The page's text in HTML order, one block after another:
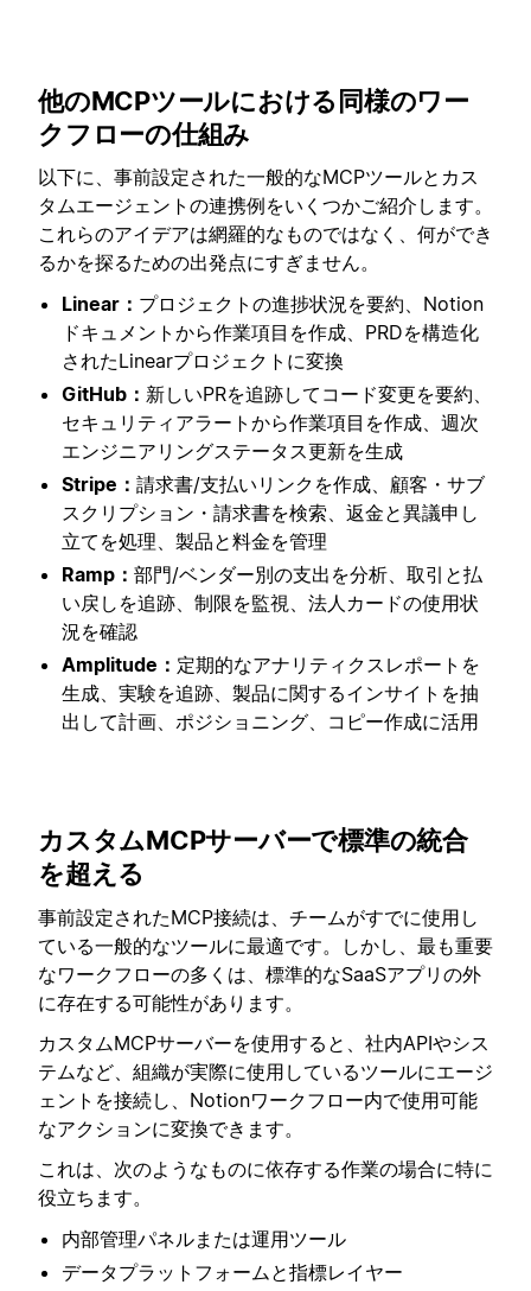
他のMCPツールにおける同様のワー
クフローの仕組み
以下に、事前設定された一般的なMCPツールとカス
タムエージェントの連携例をいくつかご紹介します。
これらのアイデアは網羅的なものではなく、何ができ
るかを探るための出発点にすぎません。
Linear： プロジェクトの進捗状況を要約、Notion
ドキュメントから作業項目を作成、PRDを構造化
されたLinearプロジェクトに変換
GitHub： 新しいPRを追跡してコード変更を要約、
セキュリティアラートから作業項目を作成、週次
エンジニアリングステータス更新を生成
Stripe： 請求書/支払いリンクを作成、顧客・サブ
スクリプション・請求書を検索、返金と異議申し
立てを処理、製品と料金を管理
Ramp： 部門/ベンダー別の支出を分析、取引と払
い戻しを追跡、制限を監視、法人カードの使用状
況を確認
Amplitude： 定期的なアナリティクスレポートを
生成、実験を追跡、製品に関するインサイトを抽
出して計画、ポジショニング、コピー作成に活用
カスタムMCPサーバーで標準の統合
を超える
事前設定されたMCP接続は、チームがすでに使用し
ている一般的なツールに最適です。しかし、最も重要
なワークフローの多くは、標準的なSaaSアプリの外
に存在する可能性があります。
カスタムMCPサーバーを使用すると、社内APIやシス
テムなど、組織が実際に使用しているツールにエージ
ェントを接続し、Notionワークフロー内で使用可能
なアクションに変換できます。
これは、次のようなものに依存する作業の場合に特に
役立ちます。
内部管理パネルまたは運用ツール
データプラットフォームと指標レイヤー